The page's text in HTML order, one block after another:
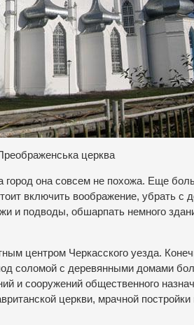
церква
город она совсем не похожа. Еще
включить воображение, убрать с
и подводы, обшарпать немного
центром Черкасского уезда.
соломой с деревянными домами
и сооружений общественного
церкви, мрачной постройки